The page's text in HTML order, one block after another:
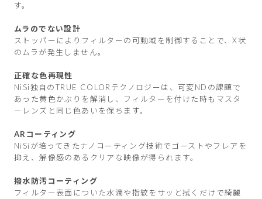
す。
ムラのでない設計
ストッパーによりフィルターの可動域を制御することで、X状
のムラが発生しません。
正確な色再現性
NiSi独自のTRUE COLORテクノロジーは、可変NDの課題で
あった黄色かぶりを解消し、フィルターを付けた時もマスタ
ーレンズと同じ色あいを保ちます。
ARコーティング
NiSiが培ってきたナノコーティング技術でゴーストやフレアを
抑え、解像感のあるクリアな映像が得られます。
撥水防汚コーティング
フィルター表面についた水滴や指紋をサッと拭くだけで綺麗